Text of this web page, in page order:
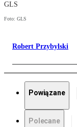
GLS
Foto: GLS
Robert Przybylski
Powiązane
Polecane